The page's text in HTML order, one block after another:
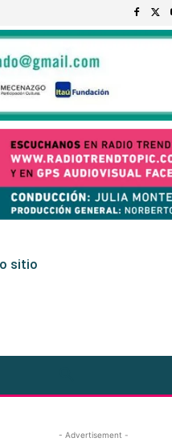
sitio
- Advertisement -